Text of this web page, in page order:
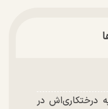
درختکاری‌اش در